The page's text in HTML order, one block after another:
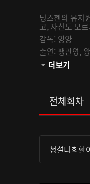
닝즈첸의 유치
고, 자신도 모
감독: 양양
출연: 팽관영,
관람등급:
더보기
전체회차
청설니희환